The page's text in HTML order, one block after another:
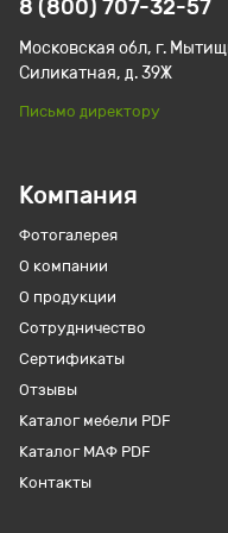
Компания
Фотогалерея
О компании
О продукции
Сотрудничество
Сертификаты
Отзывы
Каталог мебели PDF
Каталог МАФ PDF
Контакты
8 (800) 707-32-57
Московская обл, г.
Силикатная, д. 39Ж
Письмо директору